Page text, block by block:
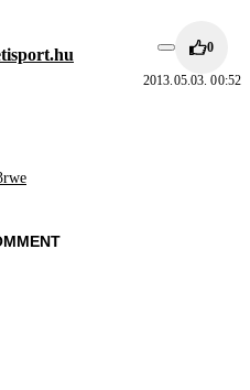
0
2013.05.03. 00:52